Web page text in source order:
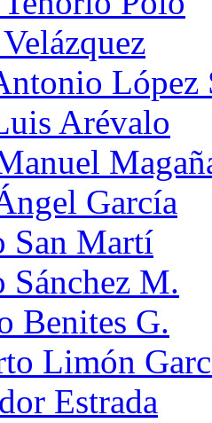
López
Arévalo
García
San Martí
M.
Benites G.
Limón
Estrada